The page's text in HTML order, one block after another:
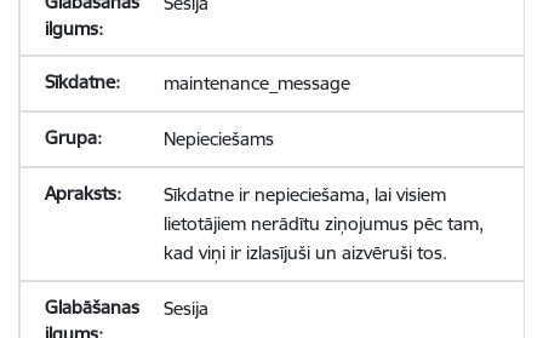
maintenance_message
Nepieciešams
Sīkdatne ir nepieciešama, lai visiem
lietotājiem nerādītu ziņojumus pēc tam,
kad viņi ir izlasījuši un aizvēruši tos.
Sesija